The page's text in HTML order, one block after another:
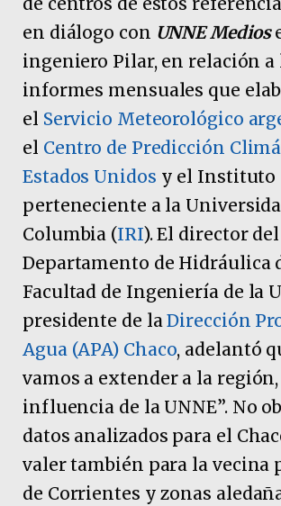
en diálogo con UNNE Medios
ingeniero Pilar, en relación a
informes mensuales que
el Servicio Meteorológico
el Centro de Predicción
Estados Unidos y el Instituto
perteneciente a la
Columbia (IRI). El director del
Departamento de Hidráulica
Facultad de Ingeniería de la
presidente de laDirección
Agua (APA) Chaco, adelantó
vamos a extender a la región,
influencia de la UNNE”. No
datos analizados para el
valer también para la vecina
de Corrientes y zonas